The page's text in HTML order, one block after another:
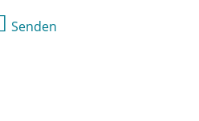
Senden